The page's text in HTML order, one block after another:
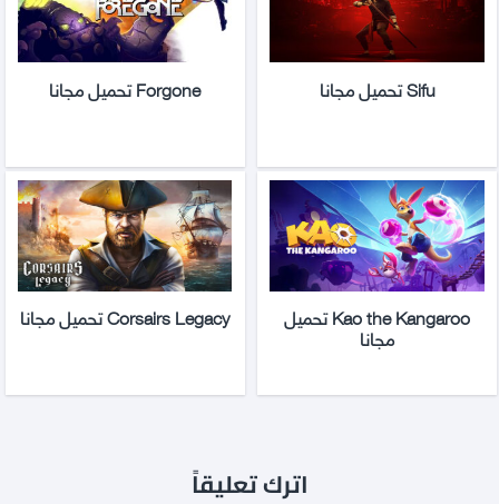
Sifu تحميل مجانا Forgone تحميل مجانا
Kao the Kangaroo تحميل
مجانا
Corsairs Legacy تحميل مجانا
اترك تعليقاً